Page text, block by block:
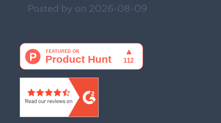
Posted by on 2026-08-09